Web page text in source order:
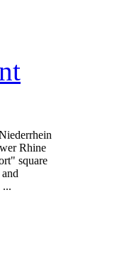
Rhine
square
...